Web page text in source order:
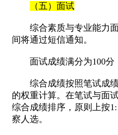
（五）面试
综合素质与专业能力
间将通过短信通知。
面试成绩满分为100分
综合成绩按照笔试成
的权重计算。在笔试与面
综合成绩排序，原则上按
察人选。